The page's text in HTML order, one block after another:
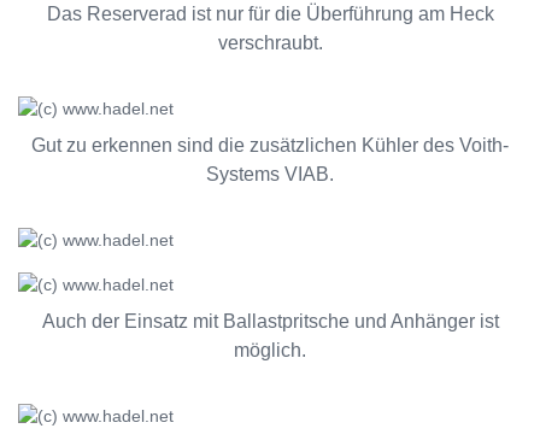
Das Reserverad ist nur für die Überführung am Heck
verschraubt.
Gut zu erkennen sind die zusätzlichen Kühler des Voith-
Systems VIAB.
Auch der Einsatz mit Ballastpritsche und Anhänger ist
möglich.